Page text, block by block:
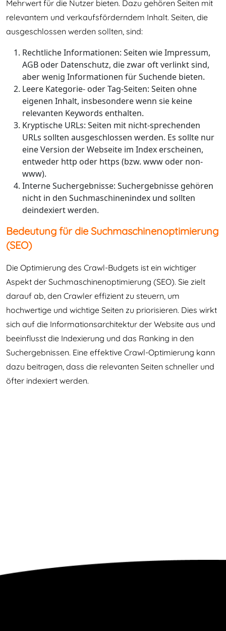
Mehrwert für die Nutzer bieten. Dazu gehören Seiten mit
relevantem und verkaufsförderndem Inhalt. Seiten, die
ausgeschlossen werden sollten, sind:
Rechtliche Informationen: Seiten wie Impressum,
AGB oder Datenschutz, die zwar oft verlinkt sind,
aber wenig Informationen für Suchende bieten.
Leere Kategorie- oder Tag-Seiten: Seiten ohne
eigenen Inhalt, insbesondere wenn sie keine
relevanten Keywords enthalten.
Kryptische URLs: Seiten mit nicht-sprechenden
URLs sollten ausgeschlossen werden. Es sollte nur
eine Version der Webseite im Index erscheinen,
entweder http oder https (bzw. www oder non-
www).
Interne Suchergebnisse: Suchergebnisse gehören
nicht in den Suchmaschinenindex und sollten
deindexiert werden.
Bedeutung für die Suchmaschinenoptimierung
(SEO)
Die Optimierung des Crawl-Budgets ist ein wichtiger
Aspekt der Suchmaschinenoptimierung (SEO). Sie zielt
darauf ab, den Crawler effizient zu steuern, um
hochwertige und wichtige Seiten zu priorisieren. Dies wirkt
sich auf die Informationsarchitektur der Website aus und
beeinflusst die Indexierung und das Ranking in den
Suchergebnissen. Eine effektive Crawl-Optimierung kann
dazu beitragen, dass die relevanten Seiten schneller und
öfter indexiert werden.